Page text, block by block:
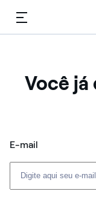
Cardápio
Você já
Login: usuário e
E-mail